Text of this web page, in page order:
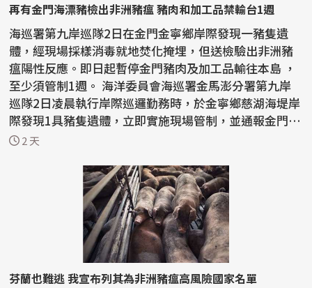
再有金門海漂豬檢出非洲豬瘟 豬肉和加工品禁輸台1週
海巡署第九岸巡隊2日在金門金寧鄉岸際發現一豬隻遺
體，經現場採樣消毒就地焚化掩埋，但送檢驗出非洲豬
瘟陽性反應。即日起暫停金門豬肉及加工品輸往本島 ，
至少須管制1週。 海洋委員會海巡署金馬澎分署第九岸
巡隊2日凌晨執行岸際巡邏勤務時，於金寧鄉慈湖海堤岸
際發現1具豬隻遺體，立即實施現場管制，並通報金門縣
動植...
2 天
芬蘭也難逃 我宣布列其為非洲豬瘟高風險國家名單